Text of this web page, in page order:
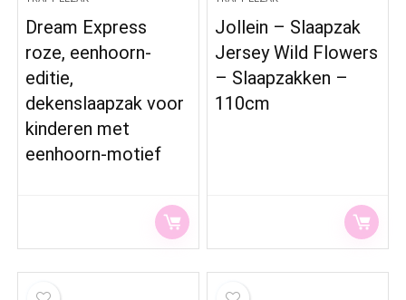
Dream Express
roze, eenhoorn-
editie,
dekenslaapzak voor
kinderen met
eenhoorn-motief
Jollein – Slaapzak
Jersey Wild Flowers
– Slaapzakken –
110cm